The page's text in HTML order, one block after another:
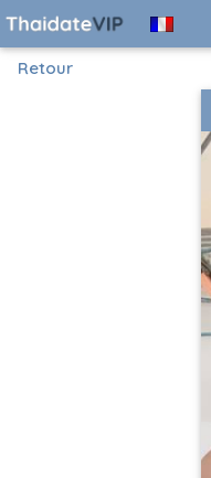
Retour